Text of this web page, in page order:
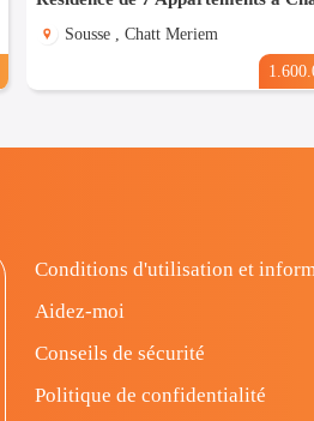
Sousse , Chatt Meriem
Conditions d'utilisation et
Aidez-moi
Conseils de sécurité
Politique de confidentialité